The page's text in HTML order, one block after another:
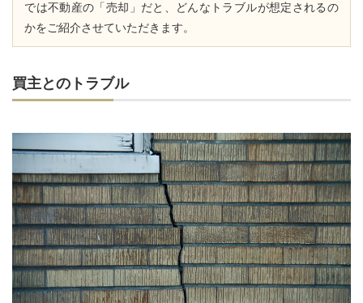
では不動産の「売却」だと、どんなトラブルが想定されるの
かをご紹介させていただきます。
買主とのトラブル